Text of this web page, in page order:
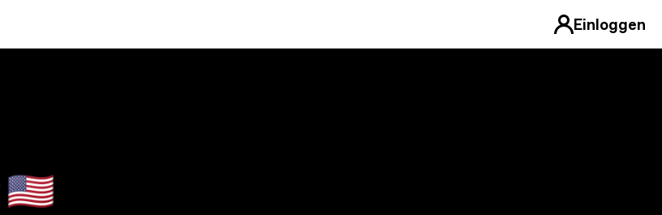
Einloggen
🇺🇸